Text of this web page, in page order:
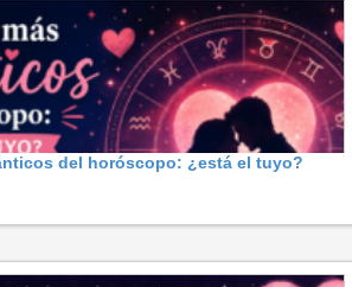
del horóscopo: ¿está el tuyo?